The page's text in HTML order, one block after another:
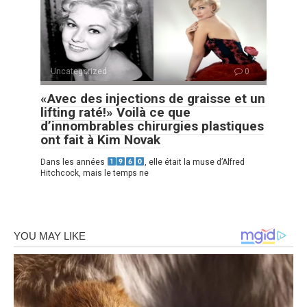
Uncategorized 0
«Avec des injections de graisse et un
lifting raté!» Voilà ce que
d’innombrables chirurgies plastiques
ont fait à Kim Novak
Dans les années
, elle était la muse d’Alfred
Hitchcock, mais le temps ne